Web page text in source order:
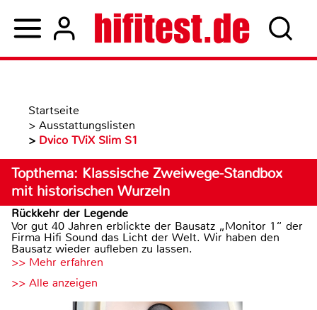
Startseite
> Ausstattungslisten
> Dvico TViX Slim S1
Topthema: Klassische Zweiwege-Standbox
mit historischen Wurzeln
Rückkehr der Legende
Vor gut 40 Jahren erblickte der Bausatz „Monitor 1“ der
Firma Hifi Sound das Licht der Welt. Wir haben den
Bausatz wieder aufleben zu lassen.
>> Mehr erfahren
>> Alle anzeigen